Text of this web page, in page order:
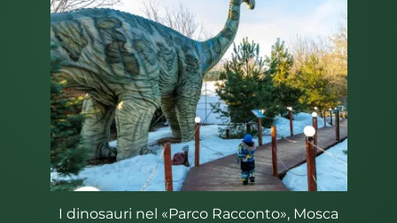
I dinosauri nel «Parco Racconto», Mosca